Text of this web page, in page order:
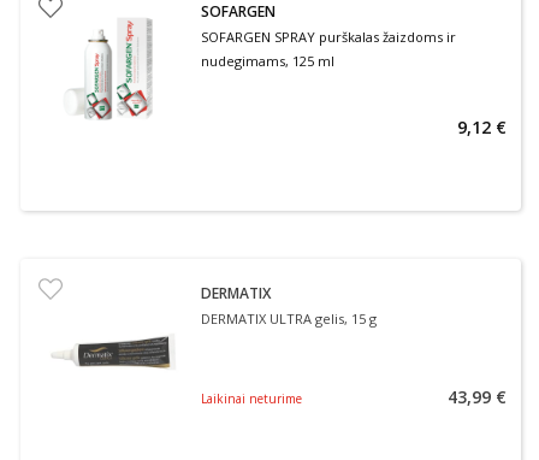
SOFARGEN
SOFARGEN SPRAY purškalas žaizdoms ir
nudegimams, 125 ml
9,12 €
DERMATIX
DERMATIX ULTRA gelis, 15 g
Laikinai neturime 43,99 €